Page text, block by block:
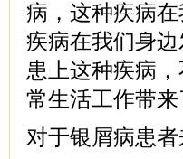
病，这种疾病
疾病在我们身
患上这种疾病
常生活工作带
对于银屑病患